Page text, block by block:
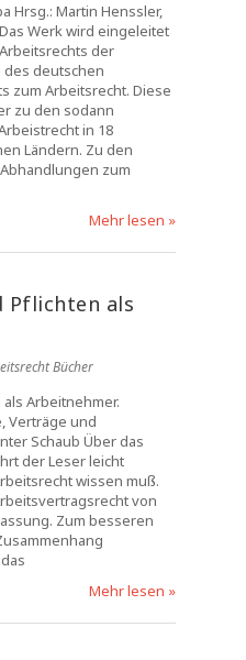
Hrsg.: Martin Henssler,
Werk wird eingeleitet
der
des deutschen
zum Arbeitsrecht. Diese
zu den sodann
in 18
Ländern. Zu den
zum
Mehr lesen »
Pflichten als
Bücher
Arbeitnehmer.
Verträge und
Schaub Über das
der Leser leicht
wissen muß.
von
Zum besseren
Mehr lesen »